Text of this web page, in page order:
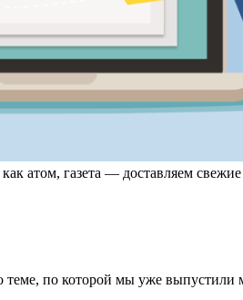
как атом, газета — доставляем
теме, по которой мы уже